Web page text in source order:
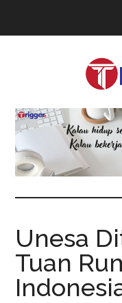
Terkini
Unesa
Tuan